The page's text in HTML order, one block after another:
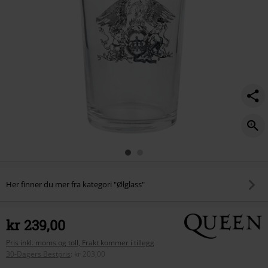
Her finner du mer fra kategori "Ølglass"
kr 239,00
Pris inkl. moms og toll, Frakt kommer i tillegg
30-Dagers Bestpris
kr 203,00